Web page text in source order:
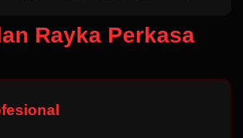
Rayka Perkasa